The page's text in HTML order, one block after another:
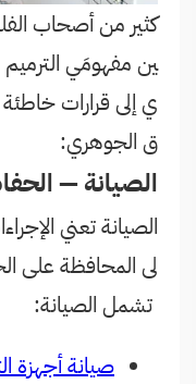
كثير من أصحاب
ين مفهومَي
ي إلى قرارات
ق الجوهري:
الصيانة —
الصيانة تعني
لى المحافظة على
تشمل الصيانة:
صيانة أجهزة